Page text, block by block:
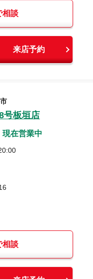
相談
来店予約
号板垣店
現在営業中
相談